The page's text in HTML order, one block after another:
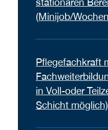
stationären
(Minijob/
Pflegefachkraft
in Voll-oder
Schicht möglich)